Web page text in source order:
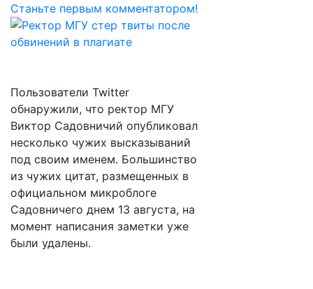
Станьте первым комментатором!
Пользователи Twitter
обнаружили, что ректор МГУ
Виктор Садовничий опубликовал
несколько чужих высказываний
под своим именем. Большинство
из чужих цитат, размещенных в
официальном микроблоге
Садовничего днем 13 августа, на
момент написания заметки уже
были удалены.